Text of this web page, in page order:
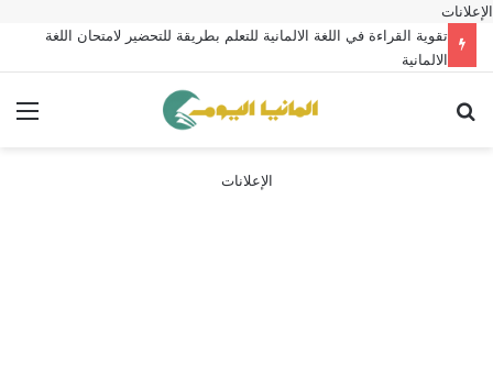
الإعلانات
تقوية القراءة في اللغة الالمانية للتعلم بطريقة للتحضير لامتحان اللغة
الالمانية
الإعلانات